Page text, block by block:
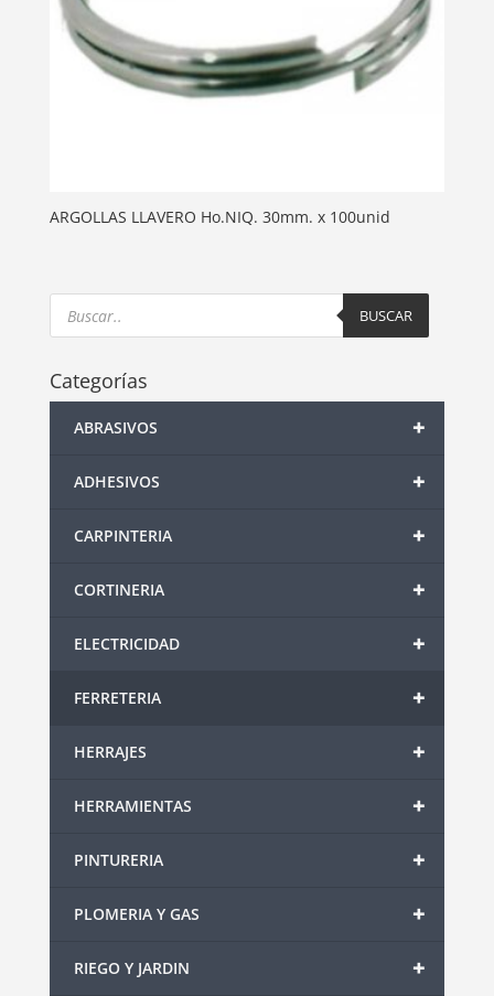
ARGOLLAS LLAVERO Ho.NIQ. 30mm. x 100unid
Products
search BUSCAR
Categorías
+
ABRASIVOS
+
ADHESIVOS
+
CARPINTERIA
+
CORTINERIA
+
ELECTRICIDAD
+
FERRETERIA
+
HERRAJES
+
HERRAMIENTAS
+
PINTURERIA
+
PLOMERIA Y GAS
+
RIEGO Y JARDIN